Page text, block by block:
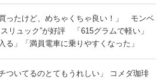
買ったけど、めちゃくちゃ良い！」 モンベ
スリュック”が好評 「615グラムで軽い」
る」「満員電車に乗りやすくなった」
ついてるのとてもうれしい」 コメダ珈琲